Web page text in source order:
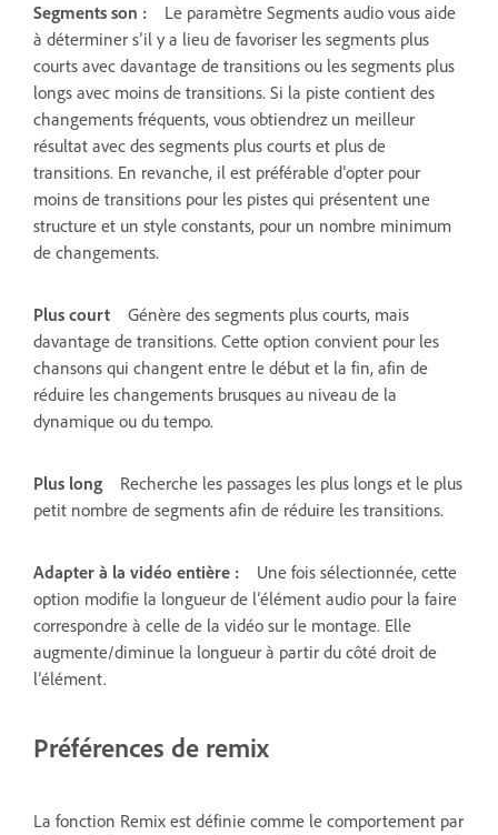
Segments son :
Le paramètre Segments audio vous aide
à déterminer s’il y a lieu de favoriser les segments plus
courts avec davantage de transitions ou les segments plus
longs avec moins de transitions. Si la piste contient des
changements fréquents, vous obtiendrez un meilleur
résultat avec des segments plus courts et plus de
transitions. En revanche, il est préférable d’opter pour
moins de transitions pour les pistes qui présentent une
structure et un style constants, pour un nombre minimum
de changements.
Plus court
Génère des segments plus courts, mais
davantage de transitions. Cette option convient pour les
chansons qui changent entre le début et la fin, afin de
réduire les changements brusques au niveau de la
dynamique ou du tempo.
Plus long
Recherche les passages les plus longs et le plus
petit nombre de segments afin de réduire les transitions.
Adapter à la vidéo entière :
Une fois sélectionnée, cette
option modifie la longueur de l’élément audio pour la faire
correspondre à celle de la vidéo sur le montage. Elle
augmente/diminue la longueur à partir du côté droit de
l’élément.
Préférences de remix
La fonction Remix est définie comme le comportement par